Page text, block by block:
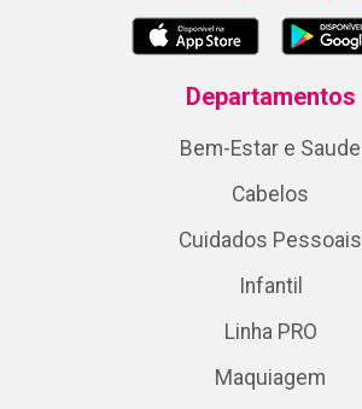
Departamentos
Bem-Estar e Saude
Cabelos
Cuidados Pessoais
Infantil
Linha PRO
Maquiagem